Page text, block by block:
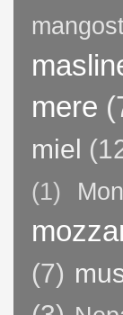
mere
miel
(1)
(7)